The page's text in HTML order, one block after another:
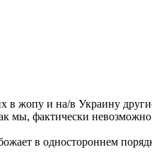
в жопу и на/в Украину
мы, фактически
в одностороннем